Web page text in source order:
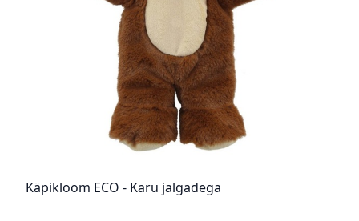
Käpikloom ECO - Karu jalgadega